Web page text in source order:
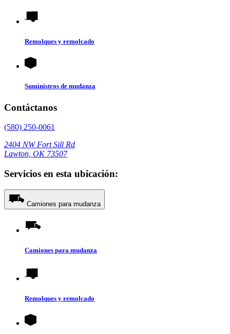
Remolques y remolcado
Suministros de mudanza
Contáctanos
(580) 250-0061
2404 NW Fort Sill Rd
Lawton, OK 73507
Servicios en esta ubicación:
Camiones para mudanza
Camiones para mudanza
Remolques y remolcado